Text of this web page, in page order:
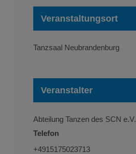
Veranstaltungsort
Tanzsaal Neubrandenburg
Veranstalter
Abteilung Tanzen des SCN e.V.
Telefon
+4915175023713